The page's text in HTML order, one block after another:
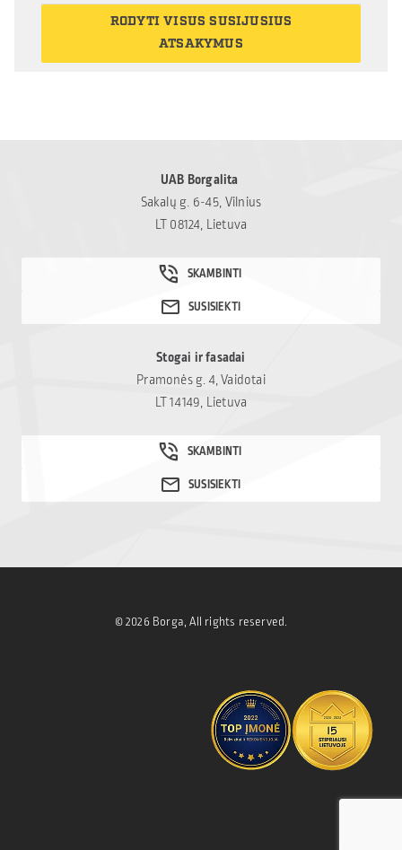
RODYTI VISUS SUSIJUSIUS
ATSAKYMUS
UAB Borgalita
Sakalų g. 6-45, Vilnius
LT 08124, Lietuva
Stogai ir fasadai
Pramonės g. 4, Vaidotai
LT 14149, Lietuva
© 2026 Borga, All rights reserved.